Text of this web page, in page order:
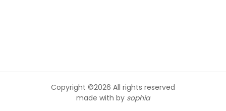
Copyright ©2026 All rights reserved
made with by sophia